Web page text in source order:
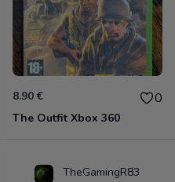
8.90 € 0
The Outfit Xbox 360
TheGamingR83